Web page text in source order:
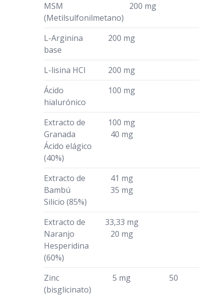
MSM
(Metilsulfonilmetano)
200 mg
L-Arginina
base
200 mg
L-lisina HCl
200 mg
Ácido
hialurónico
100 mg
Extracto de
Granada
Ácido elágico
(40%)
100 mg
40 mg
Extracto de
Bambú
Silicio (85%)
41 mg
35 mg
Extracto de
Naranjo
Hesperidina
(60%)
33,33 mg
20 mg
Zinc
(bisglicinato)
5 mg 50